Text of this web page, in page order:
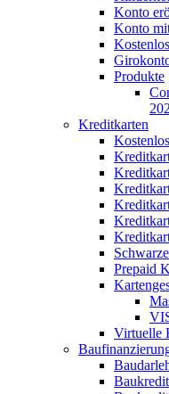
Konto
Konto
Produkte
Kreditkarten
Prepaid
Virtuelle
Baukredit